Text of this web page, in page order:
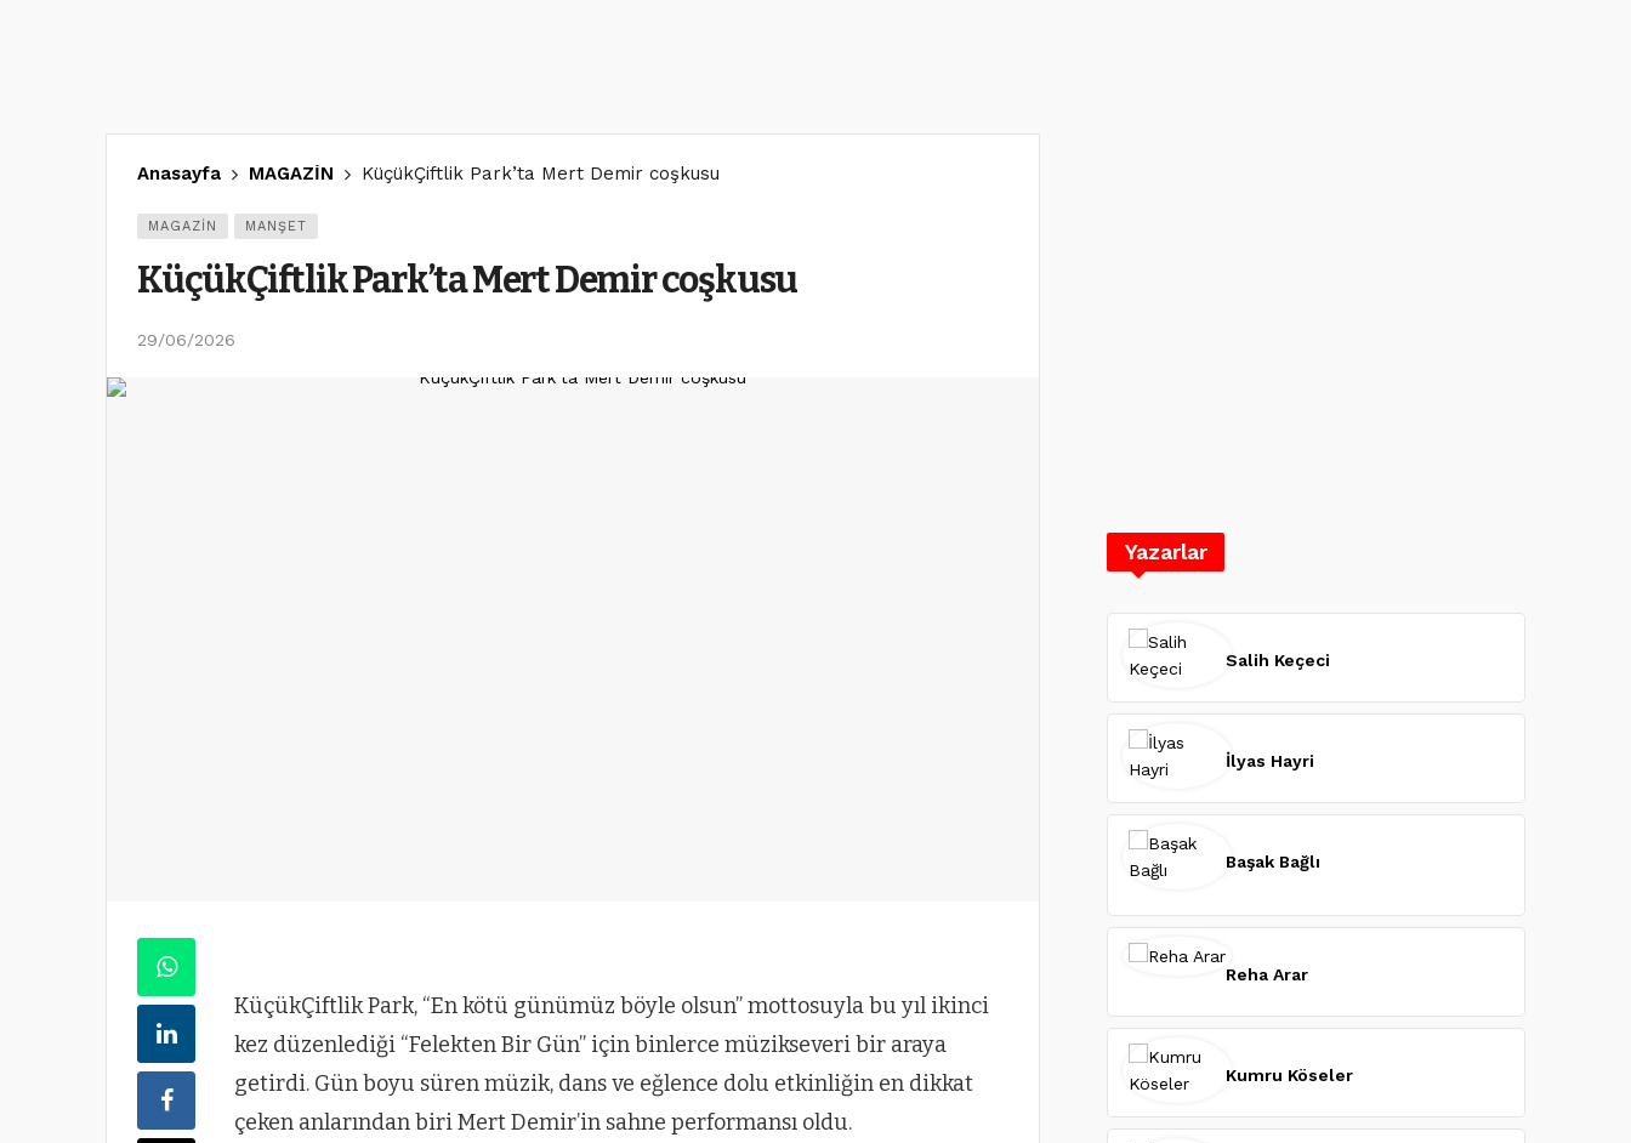
Anasayfa MAGAZİN KüçükÇiftlik Park’ta Mert Demir coşkusu
MAGAZİN MANŞET
KüçükÇiftlik Park’ta Mert Demir coşkusu
29/06/2026
KüçükÇiftlik Park, “En kötü günümüz böyle olsun” mottosuyla bu yıl ikinci
kez düzenlediği “Felekten Bir Gün” için binlerce müzikseveri bir araya
getirdi. Gün boyu süren müzik, dans ve eğlence dolu etkinliğin en dikkat
çeken anlarından biri Mert Demir’in sahne performansı oldu.
Yazarlar
Salih Keçeci
İlyas Hayri
Başak Bağlı
Reha Arar
Kumru Köseler